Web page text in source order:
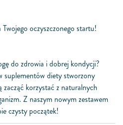
oczyszczonego startu!
do zdrowia i dobrej kondycji?
suplementów diety stworzony
korzystać z naturalnych
Z naszym nowym zestawem
czysty początek!